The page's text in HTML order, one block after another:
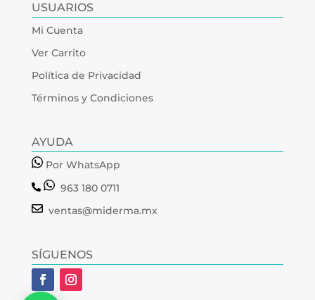
USUARIOS
Mi Cuenta
Ver Carrito
Política de Privacidad
Términos y Condiciones
AYUDA
Por WhatsApp
963 180 0711
ventas@miderma.mx
SÍGUENOS